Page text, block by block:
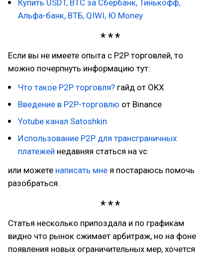
Купить USDT, BTC за Сбербанк, Тинькофф,
Альфа-банк, ВТБ, QIWI, Ю.Money
Если вы не имеете опыта с P2P торговлей, то
можно почерпнуть информацию тут:
Что такое P2P торговля? гайд от OKX
Введение в P2P-торговлю от Binance
Yotube канал Satoshkin
Использование P2P для трансграничных
платежей недавняя статься на vc
или можете написать мне я постараюсь помочь
разобраться.
Статья несколько припоздала и по графикам
видно что рынок сжимает арбитраж, но на фоне
появления новых ограничительных мер, хочется